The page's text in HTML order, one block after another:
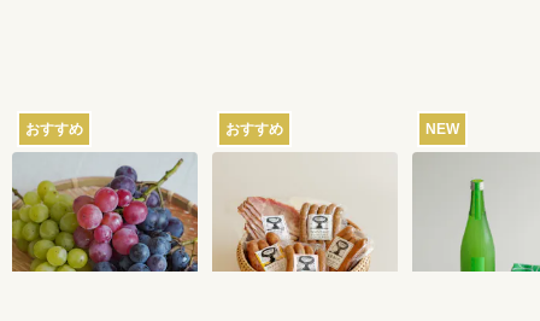
おすすめ
【産地直送】葡萄畑
ふくじろうのふぞろ
い濃厚ぶどう 1.6kg
送料込 6,750円
おすすめ
ム工房ゴーバルの夏
の5種セット
送料込 4,400
NEW
【産地直送】
本家のお酒と
いセット